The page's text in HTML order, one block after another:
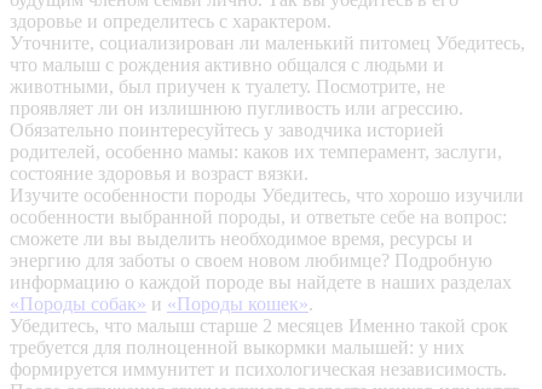
здоровье и определитесь с характером.
Уточните, социализирован ли маленький питомец Убедитесь,
что малыш с рождения активно общался с людьми и
животными, был приучен к туалету. Посмотрите, не
проявляет ли он излишнюю пугливость или агрессию.
Обязательно поинтересуйтесь у заводчика историей
родителей, особенно мамы: каков их темперамент, заслуги,
состояние здоровья и возраст вязки.
Изучите особенности породы Убедитесь, что хорошо изучили
особенности выбранной породы, и ответьте себе на вопрос:
сможете ли вы выделить необходимое время, ресурсы и
энергию для заботы о своем новом любимце? Подробную
информацию о каждой породе вы найдете в наших разделах
«Породы собак» и «Породы кошек».
Убедитесь, что малыш старше 2 месяцев Именно такой срок
требуется для полноценной выкормки малышей: у них
формируется иммунитет и психологическая независимость.